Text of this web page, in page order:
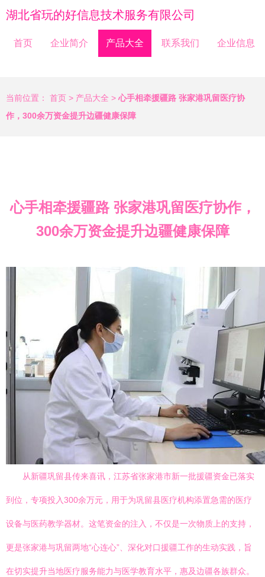
湖北省玩的好信息技术服务有限公司
首页 企业简介 产品大全 联系我们 企业信息
当前位置： 首页 > 产品大全 > 心手相牵援疆路 张家港巩留医疗协
作，300余万资金提升边疆健康保障
心手相牵援疆路 张家港巩留医疗协作，
300余万资金提升边疆健康保障
从新疆巩留县传来喜讯，江苏省张家港市新一批援疆资金已落实
到位，专项投入300余万元，用于为巩留县医疗机构添置急需的医疗
设备与医药教学器材。这笔资金的注入，不仅是一次物质上的支持，
更是张家港与巩留两地“心连心”、深化对口援疆工作的生动实践，旨
在切实提升当地医疗服务能力与医学教育水平，惠及边疆各族群众。